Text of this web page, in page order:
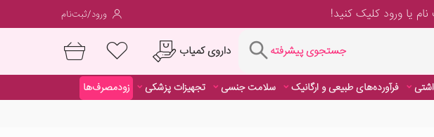
داروی کمیاب
یا ورودکلیک کنید! ورود/ثبت‌نام
جستجوی پیشرفته داروی کمیاب
فرآورده‌های طبیعی و ارگانیک سلامت جنسی تجهیزات پزشکی
زودمصرف‌ها